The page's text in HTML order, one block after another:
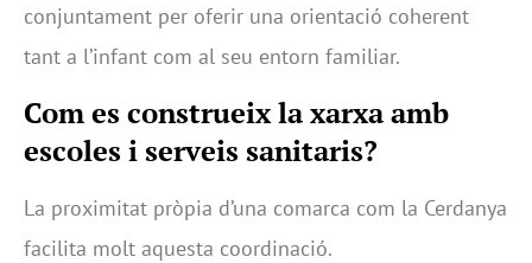
conjuntament per oferir una orientació coherent
tant a l’infant com al seu entorn familiar.
Com es construeix la xarxa amb
escoles i serveis sanitaris?
La proximitat pròpia d’una comarca com la Cerdanya
facilita molt aquesta coordinació.